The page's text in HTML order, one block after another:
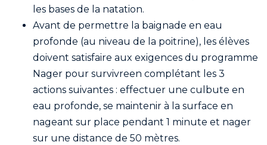
les bases de la natation.
Avant de permettre la baignade en eau
profonde (au niveau de la poitrine), les élèves
doivent satisfaire aux exigences du programme
Nager pour survivreen complétant les 3
actions suivantes : effectuer une culbute en
eau profonde, se maintenir à la surface en
nageant sur place pendant 1 minute et nager
sur une distance de 50 mètres.